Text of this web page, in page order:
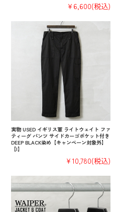
¥6,600(税込)
実物 USED イギリス軍 ライトウェイト ファ
ティーグ パンツ サイドカーゴポケット付き
DEEP BLACK染め【キャンペーン対象外】
【I】
¥10,780(税込)